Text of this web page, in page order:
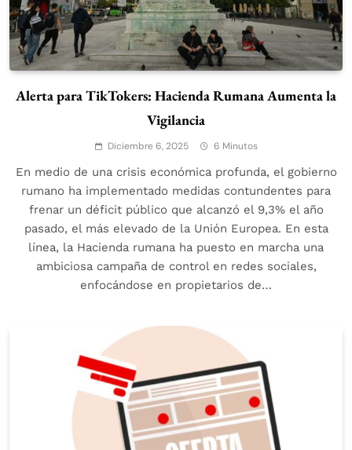
Alerta para TikTokers: Hacienda Rumana Aumenta la
Vigilancia
Diciembre 6, 2025 6 Minutos
En medio de una crisis económica profunda, el gobierno
rumano ha implementado medidas contundentes para
frenar un déficit público que alcanzó el 9,3% el año
pasado, el más elevado de la Unión Europea. En esta
línea, la Hacienda rumana ha puesto en marcha una
ambiciosa campaña de control en redes sociales,
enfocándose en propietarios de…